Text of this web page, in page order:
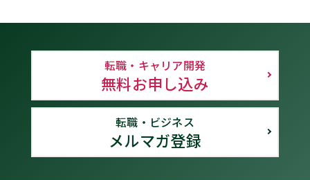
転職・キャリア開発
無料お申し込み
転職・ビジネス
メルマガ登録